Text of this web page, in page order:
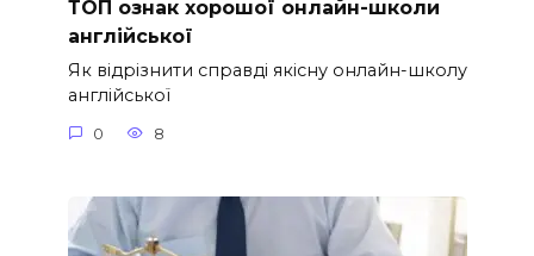
ТОП ознак хорошої онлайн-школи
англійської
Як відрізнити справді якісну онлайн-школу
англійської
0 8